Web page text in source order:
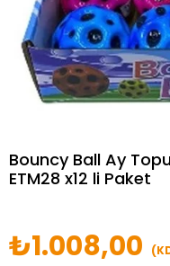
Bouncy Ball Ay
ETM28 x12 li Paket
₺1.008,00